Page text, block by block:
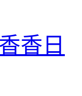
香日